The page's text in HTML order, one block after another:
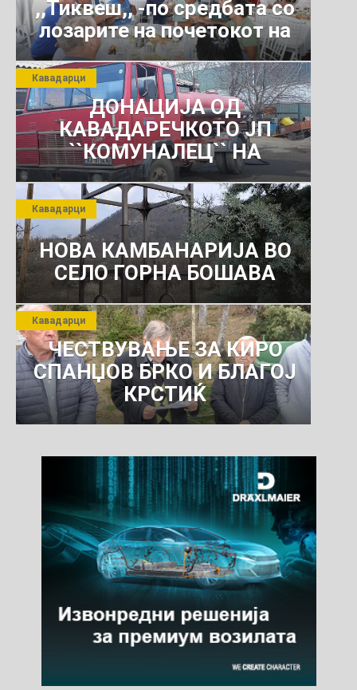
- Кичево и Браќа
Миладиновци -
Могила
,,Тиквеш,, -по средбата со
лозарите на почетокот на
јули 2026 г.
ДОНАЦИЈА ОД
КАВАДАРЕЧКОТО ЈП
``КОМУНАЛЕЦ`` НА
РОСОМАНСКОТО ЈАВНО
ПРЕТПРИЈАТИЕ ЗА
КОМУНАЛНО УСЛУГИ
Кавадарци
НОВА КАМБАНАРИЈА ВО
СЕЛО ГОРНА БОШАВА
Кавадарци
ЧЕСТВУВАЊЕ ЗА КИРО
СПАНЏОВ БРКО И БЛАГОЈ
КРСТИЌ
Кавадарци